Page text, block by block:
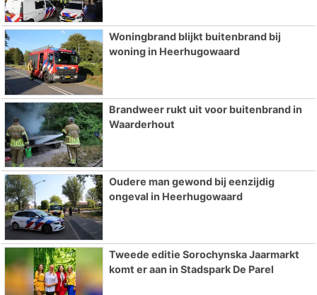
Woningbrand blijkt buitenbrand bij
woning in Heerhugowaard
Brandweer rukt uit voor buitenbrand in
Waarderhout
Oudere man gewond bij eenzijdig
ongeval in Heerhugowaard
Tweede editie Sorochynska Jaarmarkt
komt er aan in Stadspark De Parel